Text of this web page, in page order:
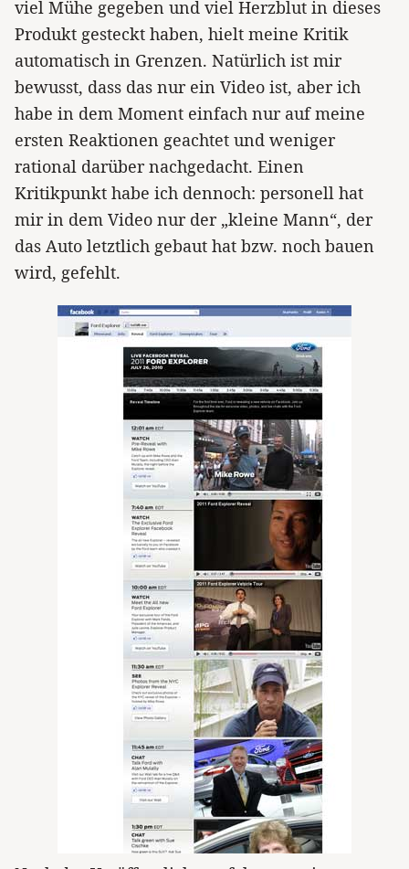
viel Mühe gegeben und viel Herzblut in dieses
Produkt gesteckt haben, hielt meine Kritik
automatisch in Grenzen. Natürlich ist mir
bewusst, dass das nur ein Video ist, aber ich
habe in dem Moment einfach nur auf meine
ersten Reaktionen geachtet und weniger
rational darüber nachgedacht. Einen
Kritikpunkt habe ich dennoch: personell hat
mir in dem Video nur der „kleine Mann“, der
das Auto letztlich gebaut hat bzw. noch bauen
wird, gefehlt.